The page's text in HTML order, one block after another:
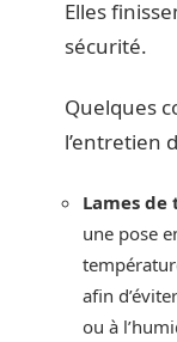
Elles
sécurité.
Quelques
l’entretien
Lames
une pose
afin
ou à